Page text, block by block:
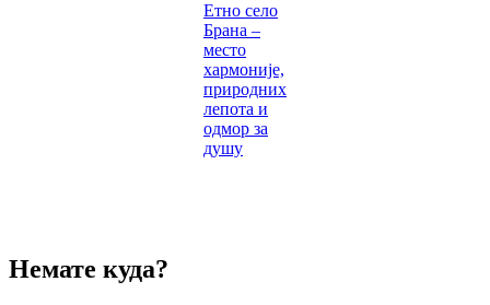
Етно село
Брана –
место
хармоније,
природних
лепота и
одмор за
душу
Немате куда?